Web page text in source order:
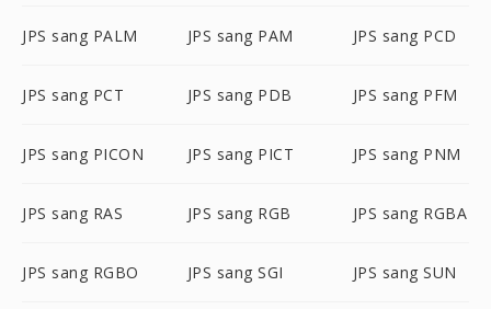
JPS sang PALM JPS sang PAM JPS sang PCD
JPS sang PCT JPS sang PDB JPS sang PFM
JPS sang PICON JPS sang PICT JPS sang PNM
JPS sang RAS JPS sang RGB JPS sang RGBA
JPS sang RGBO JPS sang SGI JPS sang SUN